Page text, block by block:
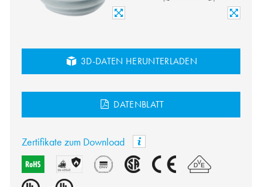
3D-DATEN HERUNTERLADEN
DATENBLATT
Zertifikate zum Download